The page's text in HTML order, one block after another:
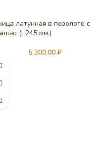
латунная в позолоте с
(l 245 мм.)
5 300,00 ₽